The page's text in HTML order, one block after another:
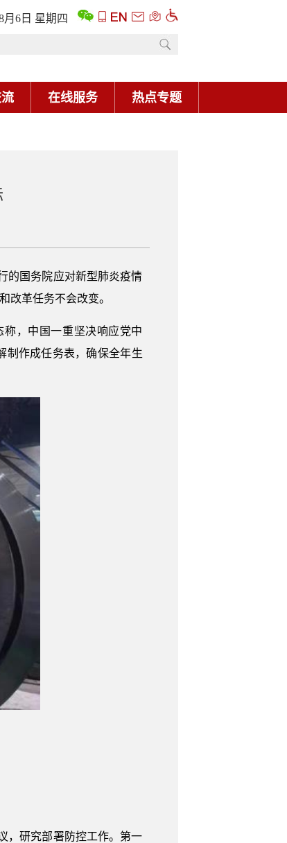
月6日 星期四
在线服务 热点专题
的国务院应对新型肺炎疫情
改革任务不会改变。
，中国一重坚决响应党中
制作成任务表，确保全年生
，研究部署防控工作。第一